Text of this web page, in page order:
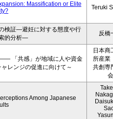
Massification or Elite
Teruki
検証―避妊に対する態度や行
的分析―
反橋
「共感」が地域に人や資金
レンジの促進に向けて～
日本商
所産業
共創専
会
Among Japanese